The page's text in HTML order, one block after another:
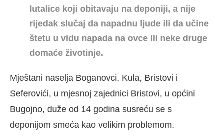
lutalice koji obitavaju na deponiji, a nije
rijedak slučaj da napadnu ljude ili da učine
štetu u vidu napada na ovce ili neke druge
domaće životinje.
Mještani naselja Boganovci, Kula, Bristovi i
Seferovići, u mjesnoj zajednici Bristovi, u općini
Bugojno, duže od 14 godina susreću se s
deponijom smeća kao velikim problemom.